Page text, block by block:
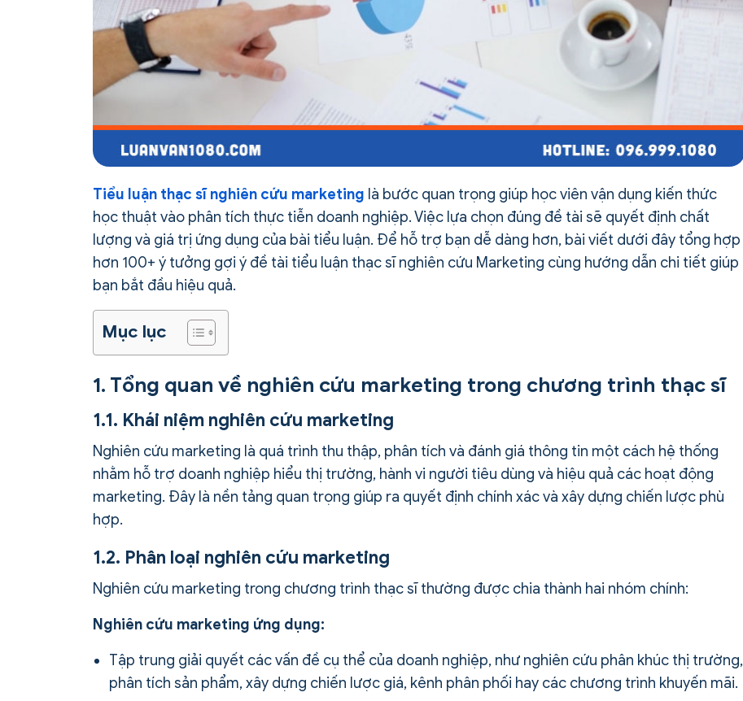
Tiểu luận thạc sĩ nghiên cứu marketing là bước quan trọng giúp học viên vận dụng kiến thức
học thuật vào phân tích thực tiễn doanh nghiệp. Việc lựa chọn đúng đề tài sẽ quyết định chất
lượng và giá trị ứng dụng của bài tiểu luận. Để hỗ trợ bạn dễ dàng hơn, bài viết dưới đây tổng hợp
hơn 100+ ý tưởng gợi ý đề tài tiểu luận thạc sĩ nghiên cứu Marketing cùng hướng dẫn chi tiết giúp
bạn bắt đầu hiệu quả.
Mục lục
1. Tổng quan về nghiên cứu marketing trong chương trình thạc sĩ
1.1. Khái niệm nghiên cứu marketing
Nghiên cứu marketing là quá trình thu thập, phân tích và đánh giá thông tin một cách hệ thống
nhằm hỗ trợ doanh nghiệp hiểu thị trường, hành vi người tiêu dùng và hiệu quả các hoạt động
marketing. Đây là nền tảng quan trọng giúp ra quyết định chính xác và xây dựng chiến lược phù
hợp.
1.2. Phân loại nghiên cứu marketing
Nghiên cứu marketing trong chương trình thạc sĩ thường được chia thành hai nhóm chính:
Nghiên cứu marketing ứng dụng:
Tập trung giải quyết các vấn đề cụ thể của doanh nghiệp, như nghiên cứu phân khúc thị trường,
phân tích sản phẩm, xây dựng chiến lược giá, kênh phân phối hay các chương trình khuyến mãi.